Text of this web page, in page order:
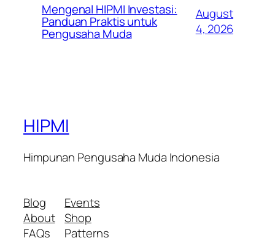
Mengenal HIPMI Investasi:
Panduan Praktis untuk
Pengusaha Muda
August
4, 2026
HIPMI
Himpunan Pengusaha Muda Indonesia
Blog
About
FAQs
Events
Shop
Patterns